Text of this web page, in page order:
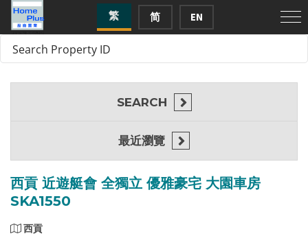
繁 简 EN
西貢 近遊艇會 全獨立 優雅豪宅 大園車房
SKA1550
西貢
SEARCH
最近瀏覽